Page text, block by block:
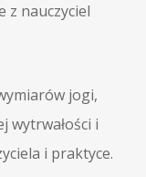
z nauczyciel
jogi,
wytrwałości i
i praktyce.